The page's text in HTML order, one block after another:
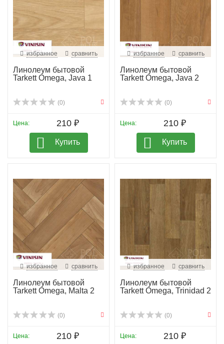
избранное сравнить
Линолеум бытовой
Tarkett Omega, Java 1
(0)
Цена: 210 ₽
Купить
избранное сравнить
Линолеум бытовой
Tarkett Omega, Java 2
(0)
Цена: 210 ₽
Купить
избранное сравнить
Линолеум бытовой
Tarkett Omega, Malta 2
(0)
Цена: 210 ₽
избранное сравнить
Линолеум бытовой
Tarkett Omega, Trinidad 2
(0)
Цена: 210 ₽